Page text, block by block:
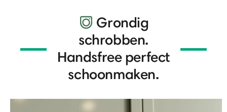
Grondig
schrobben.
Handsfree perfect
schoonmaken.